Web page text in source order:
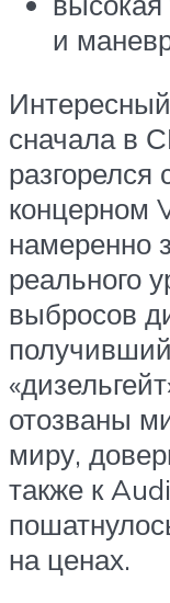
и
сначала в
разгорелся
концерном
намеренно
реального
выбросов
отозваны
миру,
также к
на ценах.